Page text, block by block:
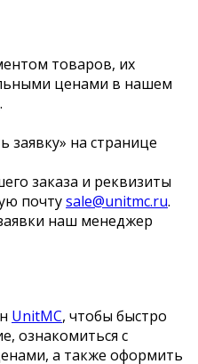
товаров, их
ценами в нашем
.
заявку» на странице
заказа и реквизиты
почтуsale@unitmc.ru.
наш менеджер
UnitMC, чтобы быстро
ознакомиться с
а также оформить